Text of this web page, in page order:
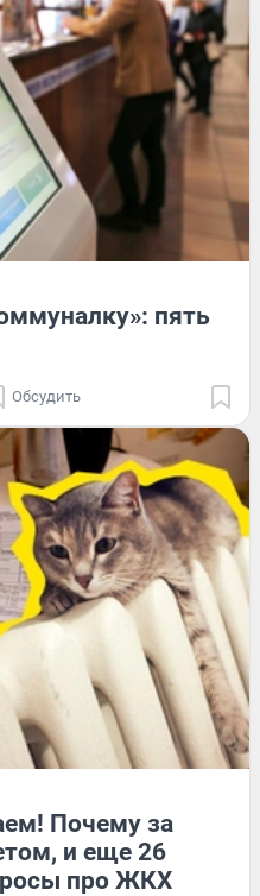
пять
Обсудить
Почему за
и еще 26
про ЖКХ